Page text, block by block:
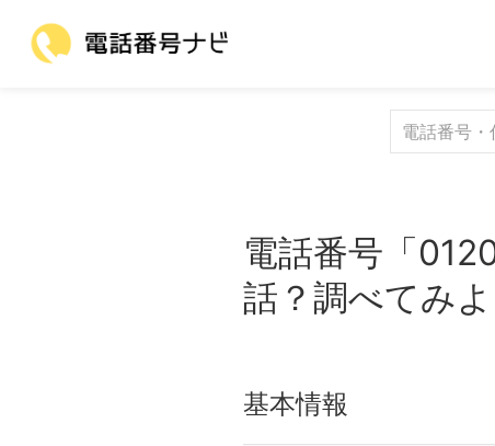
電話番号「
話？調べてみよ
基本情報